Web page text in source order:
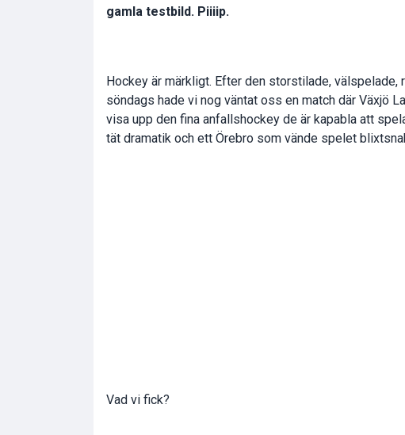
gamla testbild. Piiiip.
Hockey är märkligt. Efter den storstilade,
söndags hade vi nog väntat oss en match där Växjö
visa upp den fina anfallshockey de är kapabla att
tät dramatik och ett Örebro som vände spelet
Vad vi fick?